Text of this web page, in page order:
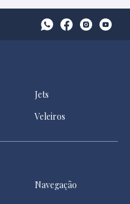
Jets
Veleiros
Navegação
OpenOpenOpen